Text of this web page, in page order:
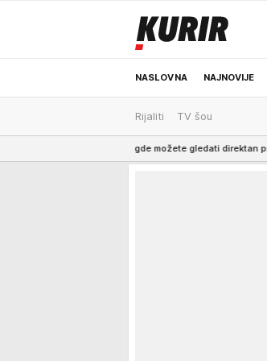
NASLOVNA NAJNOVIJE
ODRŽIVA BUDUĆNOST
Rijaliti TV šou
evo gde možete gledati direktan prenos ovog meča